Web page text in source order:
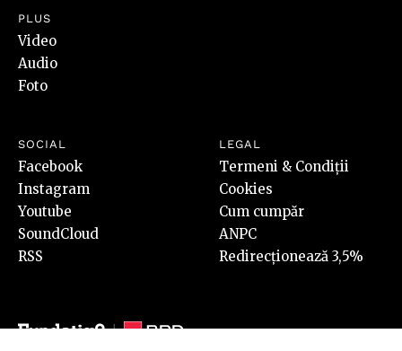
PLUS
Video
Audio
Foto
SOCIAL
Facebook
Instagram
Youtube
SoundCloud
RSS
LEGAL
Termeni & Condiții
Cookies
Cum cumpăr
ANPC
Redirecționează 3,5%